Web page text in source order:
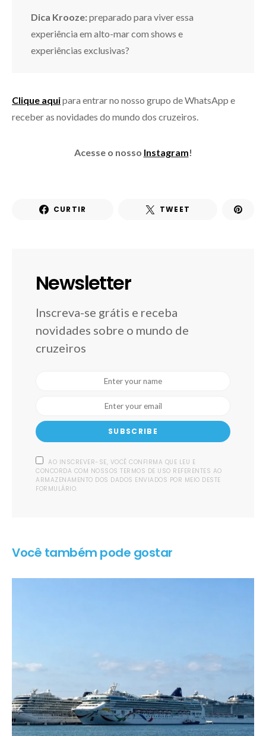
Dica Krooze:preparado para viver essa
experiência em alto-mar com shows e
experiências exclusivas?
Clique aquipara entrar no nosso grupo de WhatsApp e
receber as novidades do mundo dos cruzeiros.
Acesse o nosso Instagram!
CURTIR TWEET
Newsletter
Inscreva-se grátis e receba
novidades sobre o mundo de
cruzeiros
SUBSCRIBE
AO INSCREVER-SE, VOCÊ CONFIRMA QUE LEU E
CONCORDA COM NOSSOS TERMOS DE USO REFERENTES AO
ARMAZENAMENTO DOS DADOS ENVIADOS POR MEIO DESTE
FORMULÁRIO.
Você também pode gostar